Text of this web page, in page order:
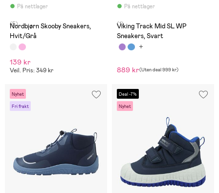
På nettlager
(5)
Nordbjørn Skooby Sneakers,
Hvit/Grå
139 kr
Veil. Pris: 349 kr
På nettlager
(1)
Viking Track Mid SL WP
Sneakers, Svart
889 kr(Uten deal999 kr)
Nyhet
Fri frakt
Deal -7%
Nyhet